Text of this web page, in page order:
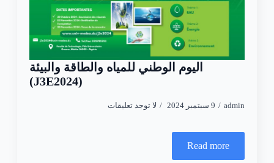
اليوم الوطني للمياه والطاقة والبيئة
(J3E2024)
admin 9 سبتمبر 2024 لا توجد تعليقات
Read more